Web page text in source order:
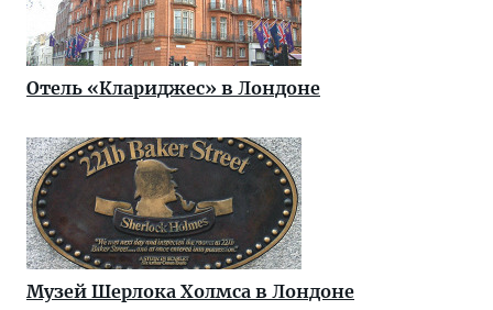
Отель «Клариджес» в Лондоне
Музей Шерлока Холмса в Лондоне